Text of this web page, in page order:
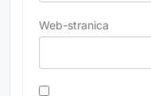
Web-stranica